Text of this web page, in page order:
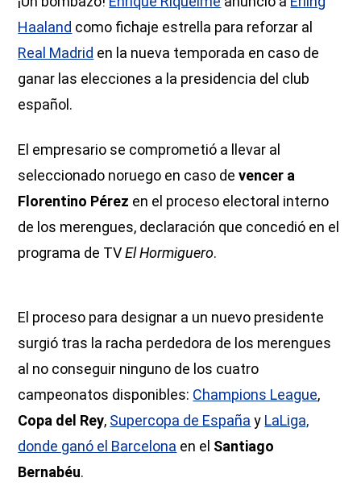
Haaland como fichaje estrella para reforzar al
Real Madrid en la nueva temporada en caso de
ganar las elecciones a la presidencia del club
español.
El empresario se comprometió a llevar al
seleccionado noruego en caso devencer a
Florentino Pérez en el proceso electoral interno
de los merengues, declaración que concedió en el
programa de TVEl Hormiguero.
El proceso para designar a un nuevo presidente
surgió tras la racha perdedora de los merengues
al no conseguir ninguno de los cuatro
campeonatos disponibles: Champions League,
Copa del Rey, Supercopa de España y LaLiga,
donde ganó el Barcelona en el Santiago
Bernabéu.